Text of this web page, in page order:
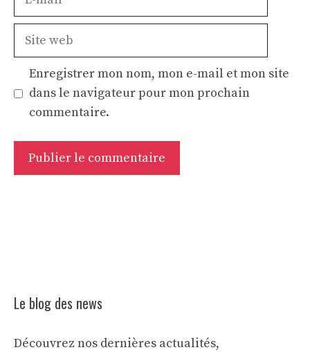
Site
Enregistrer mon nom, mon e-mail et mon site
dans le navigateur pour mon prochain
commentaire.
Le blog des news
Découvrez nos dernières actualités,